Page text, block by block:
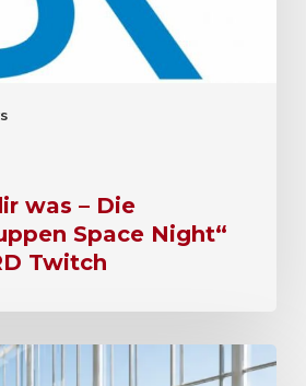
was – Die
Space Night“
Twitch